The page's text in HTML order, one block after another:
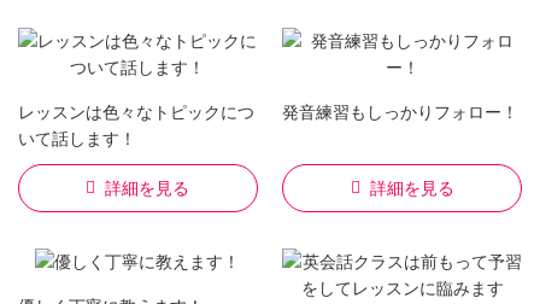
レッスンは色々なトピックにつ
いて話します！
詳細を見る
発音練習もしっかりフォロー！
詳細を見る